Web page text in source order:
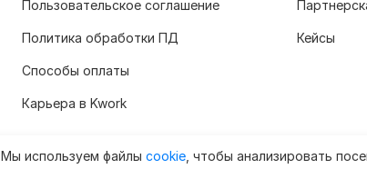
Мы используем файлы cookie , чтобы анализировать
Пользовательское соглашение
Политика обработки ПД
Способы оплаты
Карьера в Kwork
Кейсы